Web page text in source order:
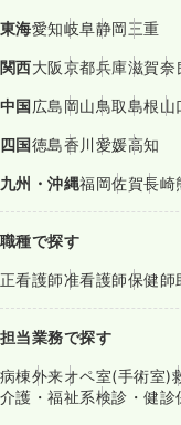
東海愛知岐阜静岡三重
関西大阪京都兵庫滋賀奈
中国広島岡山鳥取島根山
四国徳島香川愛媛高知
九州・沖縄福岡佐賀長崎
職種で探す
正看護師准看護師保健師
担当業務で探す
病棟外来オペ室(手術室)
介護・福祉系検診・健診